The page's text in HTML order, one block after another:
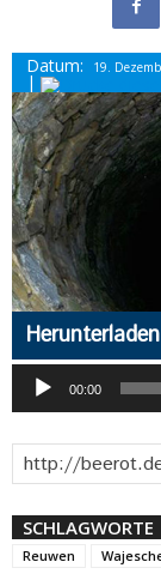
Datum: 19.
|
Audio-
Player
00:00
SCHLAGWORTE
Reuwen